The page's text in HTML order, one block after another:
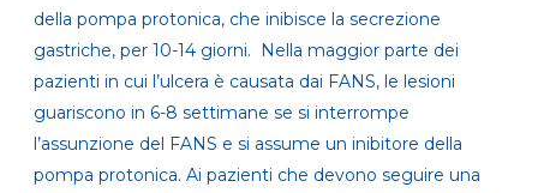
della pompa protonica, che inibisce la secrezione
gastriche, per 10-14 giorni. Nella maggior parte dei
pazienti in cui l’ulcera è causata dai FANS, le lesioni
guariscono in 6-8 settimane se si interrompe
l’assunzione del FANS e si assume un inibitore della
pompa protonica. Ai pazienti che devono seguire una